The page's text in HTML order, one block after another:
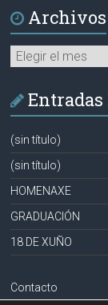
Archivos
Archivos
Entradas
(sin título)
(sin título)
HOMENAXE
GRADUACIÓN
18 DE XUÑO
Contacto